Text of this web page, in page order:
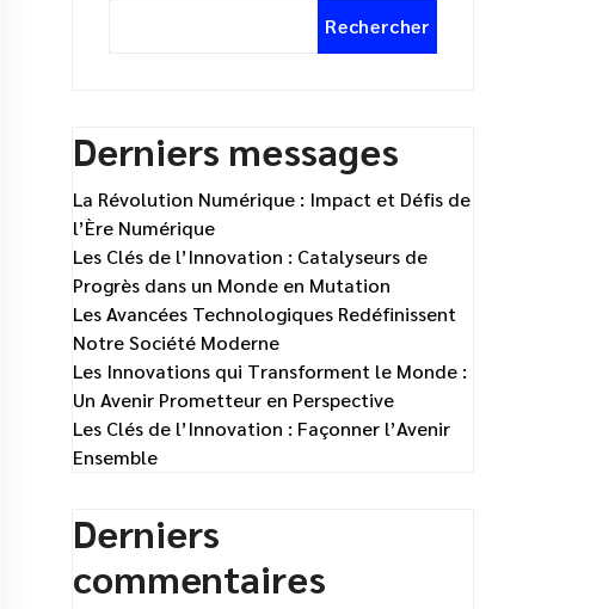
Rechercher
Derniers messages
La Révolution Numérique : Impact et Défis de
l’Ère Numérique
Les Clés de l’Innovation : Catalyseurs de
Progrès dans un Monde en Mutation
Les Avancées Technologiques Redéfinissent
Notre Société Moderne
Les Innovations qui Transforment le Monde :
Un Avenir Prometteur en Perspective
Les Clés de l’Innovation : Façonner l’Avenir
Ensemble
Derniers
commentaires